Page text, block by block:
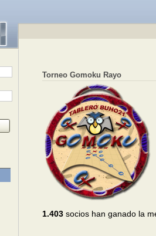
Torneo Gomoku Rayo
1.403socios han ganado la